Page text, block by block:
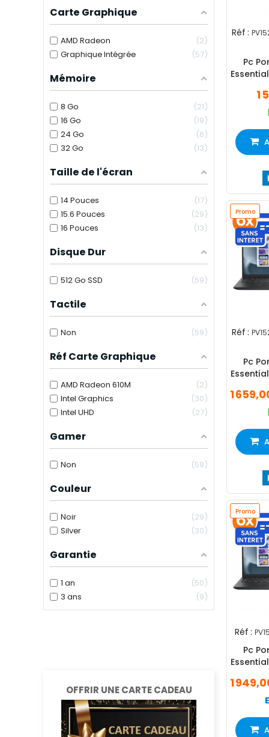
Carte Graphique
AMD Radeon
2
Graphique Intégrée
57
Mémoire
8 Go
21
16 Go
19
24 Go
6
32 Go
13
Taille de l'écran
14 Pouces
17
15.6 Pouces
29
16 Pouces
13
Disque Dur
512 Go SSD 59
Tactile
Non 59
Réf Carte Graphique
AMD Radeon 610M
2
Intel Graphics
30
Intel UHD
27
Gamer
Non 59
Couleur
Noir
29
Silver
30
Garantie
1 an
50
3 ans
9
OFFRIR UNE CARTE CADEAU
Réf :
Pc
1
Promo
Réf :
Pc
1
Promo
Réf :
Pc
1